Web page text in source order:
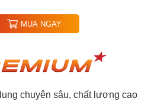
MUA NGAY
chuyên sâu, chất lượng cao